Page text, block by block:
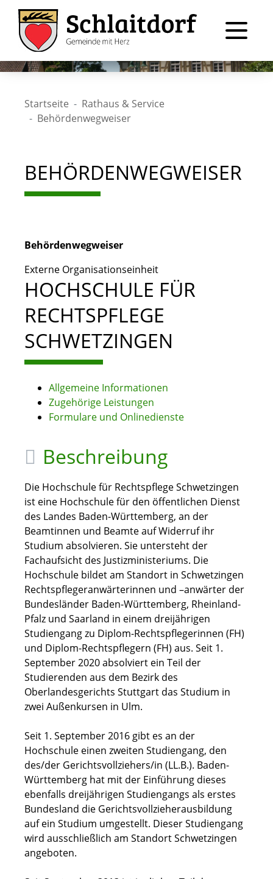
Startseite
Rathaus & Service
Behördenwegweiser
BEHÖRDENWEGWEISER
Behördenwegweiser
Externe Organisationseinheit
HOCHSCHULE FÜR
RECHTSPFLEGE
SCHWETZINGEN
Allgemeine Informationen
Zugehörige Leistungen
Formulare und Onlinedienste
Beschreibung
Die Hochschule für Rechtspflege Schwetzingen
ist eine Hochschule für den öffentlichen Dienst
des Landes Baden-Württemberg, an der
Beamtinnen und Beamte auf Widerruf ihr
Studium absolvieren. Sie untersteht der
Fachaufsicht des Justizministeriums. Die
Hochschule bildet am Standort in Schwetzingen
Rechtspflegeranwärterinnen und –anwärter der
Bundesländer Baden-Württemberg, Rheinland-
Pfalz und Saarland in einem dreijährigen
Studiengang zu Diplom-Rechtspflegerinnen (FH)
und Diplom-Rechtspflegern (FH) aus. Seit 1.
September 2020 absolviert ein Teil der
Studierenden aus dem Bezirk des
Oberlandesgerichts Stuttgart das Studium in
zwei Außenkursen in Ulm.
Seit 1. September 2016 gibt es an der
Hochschule einen zweiten Studiengang, den
des/der Gerichtsvollziehers/in (LL.B.). Baden-
Württemberg hat mit der Einführung dieses
ebenfalls dreijährigen Studiengangs als erstes
Bundesland die Gerichtsvollzieherausbildung
auf ein Studium umgestellt. Dieser Studiengang
wird ausschließlich am Standort Schwetzingen
angeboten.